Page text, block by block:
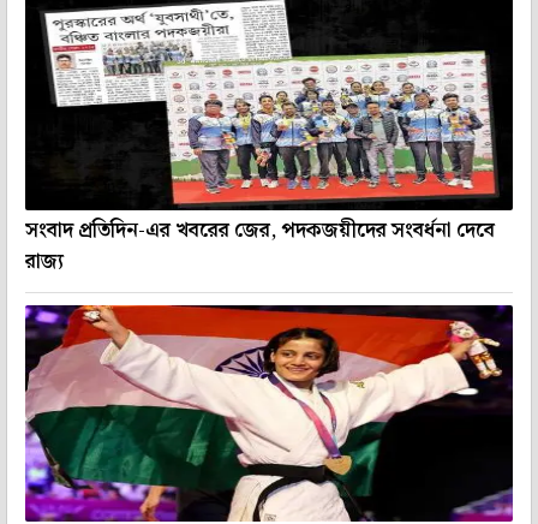
সংবাদ প্রতিদিন-এর খবরের জের, পদকজয়ীদের সংবর্ধনা দেবে
রাজ্য